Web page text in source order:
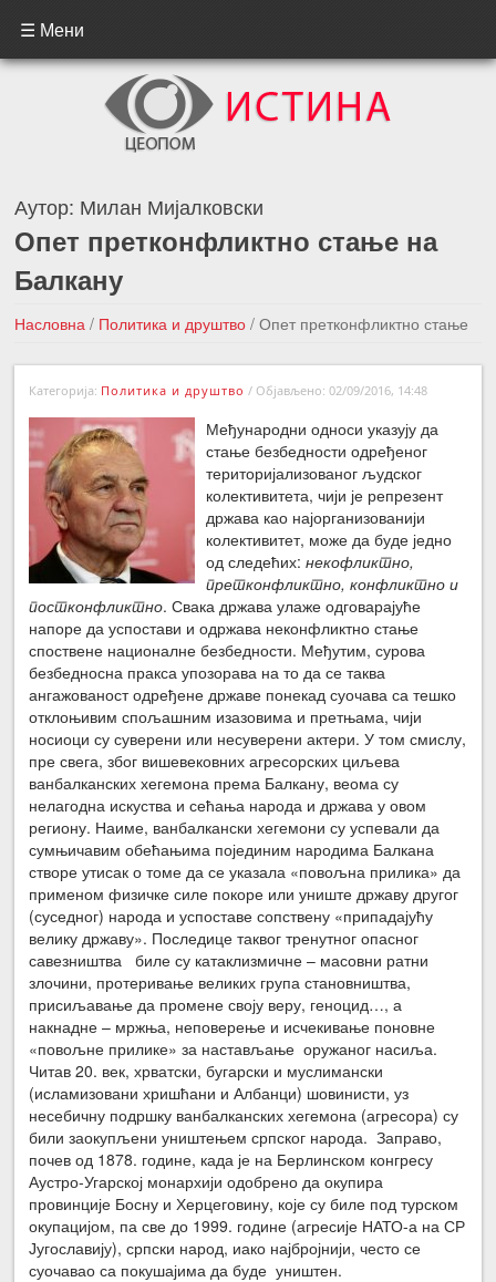
☰ Мени
Аутор: Милан Мијалковски
Опет претконфликтно стање на
Балкану
Насловна / Политика и друштво / Опет претконфликтно стање
на Балкану
←Претходна вест
Следећа вест →
Категорија: Политика и друштво / Објављено: 02/09/2016, 14:48
Међународни односи указују да
стање безбедности одређеног
територијализованог људског
колективитета, чији је репрезент
држава као најорганизованији
колективитет, може да буде једно
од следећих:некофликтно,
претконфликтно, конфликтно и
постконфликтно. Свака држава улаже одговарајуће
напоре да успостави и одржава неконфликтно стање
споствене националне безбедности. Међутим, сурова
безбедносна пракса упозорава на то да се таква
ангажованост одређене државе понекад суочава са тешко
отклоњивим спољашним изазовима и претњама, чији
носиоци су суверени или несуверени актери. У том смислу,
пре свега, због вишевековних агресорских циљева
ванбалканских хегемона према Балкану, веома су
нелагодна искуства и сећања народа и држава у овом
региону. Наиме, ванбалкански хегемони су успевали да
сумњичавим обећањима појединим народима Балкана
створе утисак о томе да се указала «повољна прилика» да
применом физичке силе покоре или униште државу другог
(суседног) народа и успоставе сопствену «припадајућу
велику државу». Последице таквог тренутног опасног
савезништва биле су катаклизмичне – масовни ратни
злочини, протеривање великих група становништва,
присиљавање да промене своју веру, геноцид…, а
накнадне – мржња, неповерење и исчекивање поновне
«повољне прилике» за настављање оружаног насиља.
Читав 20. век, хрватски, бугарски и муслимански
(исламизовани хришћани и Албанци) шовинисти, уз
несебичну подршку ванбалканских хегемона (агресора) су
били заокупљени уништењем српског народа. Заправо,
почев од 1878. године, када је на Берлинском конгресу
Аустро-Угарској монархији одобрено да окупира
провинције Босну и Херцеговину, које су биле под турском
окупацијом, па све до 1999. године (агресије НАТО-а на СР
Југославију), српски народ, иако најбројнији, често се
суочавао са покушајима да буде уништен.